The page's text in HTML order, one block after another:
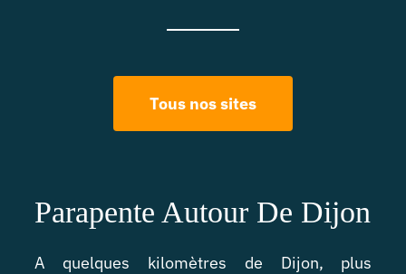
Tous nos sites
Parapente Autour De Dijon
A quelques kilomètres de Dijon, plus